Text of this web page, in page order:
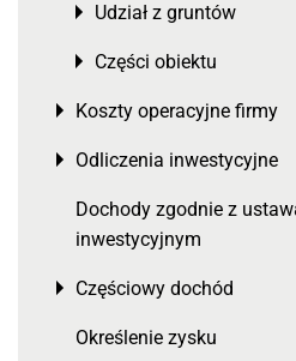
Udział z gruntów
Toggle menu
Części obiektu
Toggle menu
Koszty operacyjne firmy
Toggle menu
Odliczenia inwestycyjne
Toggle menu
Dochody zgodnie z
inwestycyjnym
Częściowy dochód
Toggle menu
Określenie zysku